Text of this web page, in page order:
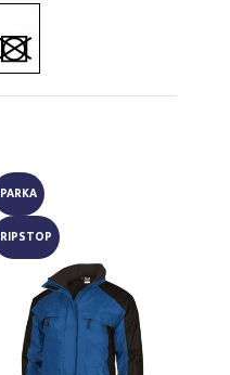
PARKA
RIPSTOP